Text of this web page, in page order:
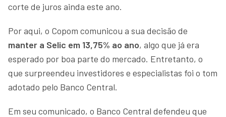
corte de juros ainda este ano.
Por aqui, o Copom comunicou a sua decisão de
manter a Selic em 13,75% ao ano, algo que já era
esperado por boa parte do mercado. Entretanto, o
que surpreendeu investidores e especialistas foi o tom
adotado pelo Banco Central.
Em seu comunicado, o Banco Central defendeu que